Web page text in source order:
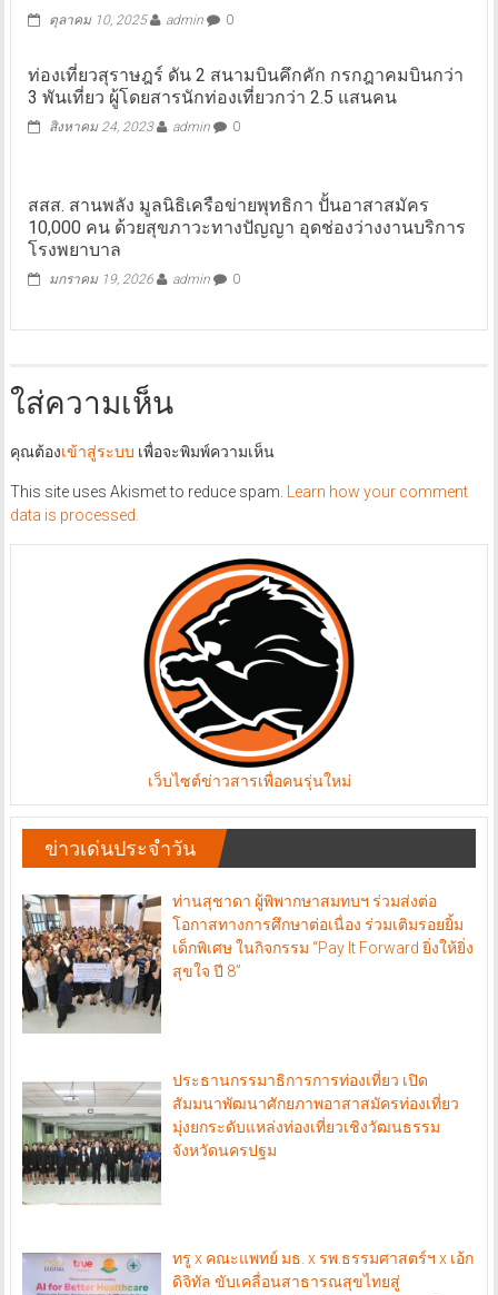
ตุลาคม 10, 2025 admin 0
ท่องเที่ยวสุราษฎร์ ดัน 2 สนามบินคึกคัก กรกฎาคมบินกว่า
3 พันเที่ยว ผู้โดยสารนักท่องเที่ยวกว่า 2.5 แสนคน
สิงหาคม 24, 2023 admin 0
สสส. สานพลัง มูลนิธิเครือข่ายพุทธิกา ปั้นอาสาสมัคร
10,000 คน ด้วยสุขภาวะทางปัญญา อุดช่องว่างงานบริการ
โรงพยาบาล
มกราคม 19, 2026 admin 0
ใส่ความเห็น
คุณต้องเข้าสู่ระบบ เพื่อจะพิมพ์ความเห็น
This site uses Akismet to reduce spam.
Learn how your comment
data is processed.
เว็บไซต์ข่าวสารเพื่อคนรุ่นใหม่
ข่าวเด่นประจำวัน
ท่านสุชาดา ผู้พิพากษาสมทบฯ ร่วมส่งต่อ
โอกาสทางการศึกษาต่อเนื่อง ร่วมเติมรอยยิ้ม
เด็กพิเศษ ในกิจกรรม “Pay It Forward ยิ่งให้ยิ่ง
สุขใจ ปี 8”
ประธานกรรมาธิการการท่องเที่ยว เปิด
สัมมนาพัฒนาศักยภาพอาสาสมัครท่องเที่ยว
มุ่งยกระดับแหล่งท่องเที่ยวเชิงวัฒนธรรม
จังหวัดนครปฐม
ทรู x คณะแพทย์ มธ. x รพ.ธรรมศาสตร์ฯ x เอ้ก
ดิจิทัล ขับเคลื่อนสาธารณสุขไทยสู่